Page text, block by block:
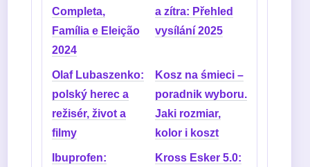
Completa,
Família e Eleição
2024
a zítra: Přehled
vysílání 2025
Olaf Lubaszenko:
polský herec a
režisér, život a
filmy
Kosz na śmieci –
poradnik wyboru.
Jaki rozmiar,
kolor i koszt
Ibuprofen:
Kross Esker 5.0: